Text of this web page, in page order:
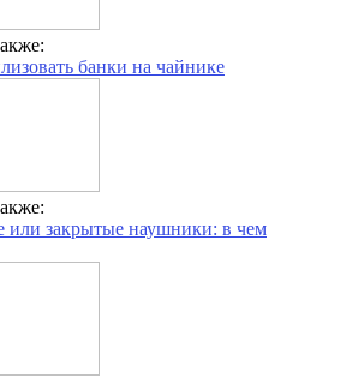
банки на чайнике
или закрытые наушники: в чем